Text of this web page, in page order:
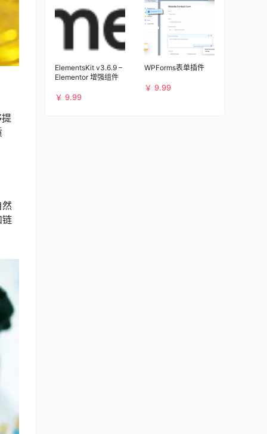
然
链
ElementsKit v3.6.9 –
Elementor 增强组件
￥ 9.99
WPForms表单插件
￥ 9.99